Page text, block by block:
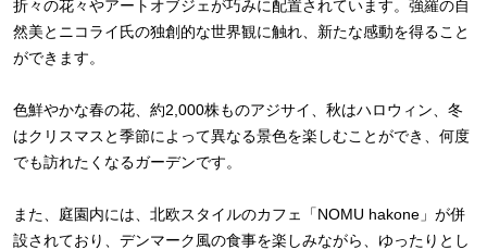
折々の花々やアートオブジェが巧みに配置されています。強羅の自
然美とニコライ氏の独創的な世界観に触れ、新たな感動を得ること
ができます。
色鮮やかな春の花、約2,000株ものアジサイ、秋はハロウィン、冬
はクリスマスと季節によって異なる景色を楽しむことができ、何度
でも訪れたくなるガーデンです。
また、庭園内には、北欧スタイルのカフェ「NOMU hakone」が併
設されており、デンマーク風の食事を楽しみながら、ゆったりとし